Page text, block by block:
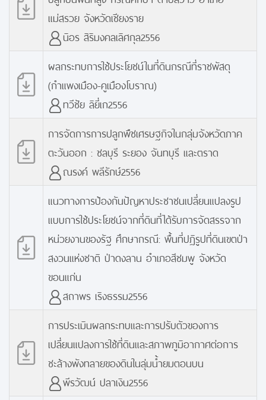
แม่สรวย จังหวัดเชียงราย
นิอร สิริมงคลเลิศกุล2556
ผลกระทบการใช้ประโยชน์ในที่ดินกรณีที่ราชพัสดุ
(กำแพงเมือง-คูเมืองโบราณ)
ทวีชัย ลิยี่เก2556
การจัดการการปลูกพืชเศรษฐกิจในกลุ่มจังหวัดภาค
ตะวันออก : ชลบุรี ระยอง จันทบุรี และตราด
ณรงค์ พลีรักษ์2556
แนวทางการป้องกันปัญหาประชาชนเปลี่ยนแปลงรูป
แบบการใช้ประโยชน์จากที่ดินที่ได้รับการจัดสรรจาก
หน่วยงานของรัฐ ศึกษากรณี: พื้นที่ปฏิรูปที่ดินเขตป่า
สงวนแห่งชาติ ป่าดงลาน อำเภอสีชมพู จังหวัด
ขอนแก่น
สถาพร เริงธรรม2556
การประเมินผลกระทบและการปรับตัวของการ
เปลี่ยนแปลงการใช้ที่ดินและสภาพภูมิอากาศต่อการ
ชะล้างพังทลายของดินในลุ่มน้ำยมตอนบน
พีรวัฒน์ ปลาเงิน2556